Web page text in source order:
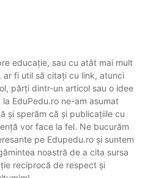
educație, sau cu atât mai mult
fi util să citați cu link, atunci
părți dintr-un articol sau o idee
EduPedu.ro ne-am asumat
și sperăm că și publicațiile cu
vor face la fel. Ne bucurăm
pe Edupedu.ro și suntem
noastră de a cita sursa
reciprocă de respect și